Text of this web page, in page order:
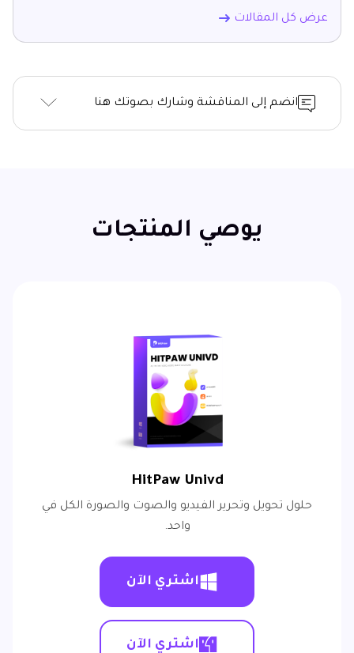
عرض كل المقالات
انضم إلى المناقشة وشارك بصوتك هنا
يوصي المنتجات
HitPaw Univd
حلول تحويل وتحرير الفيديو والصوت والصورة الكل في
واحد.
اشتري الآن
اشتري الآن